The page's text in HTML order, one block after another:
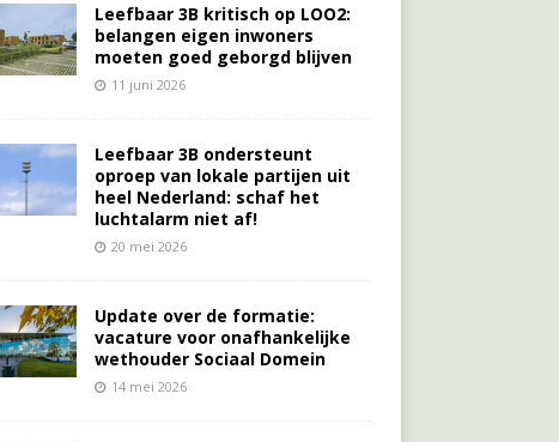
Leefbaar 3B kritisch op LOO2:
belangen eigen inwoners
moeten goed geborgd blijven
11 juni 2026
Leefbaar 3B ondersteunt
oproep van lokale partijen uit
heel Nederland: schaf het
luchtalarm niet af!
20 mei 2026
Update over de formatie:
vacature voor onafhankelijke
wethouder Sociaal Domein
14 mei 2026